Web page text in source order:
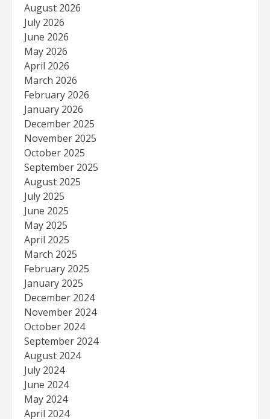
August 2026
July 2026
June 2026
May 2026
April 2026
March 2026
February 2026
January 2026
December 2025
November 2025
October 2025
September 2025
August 2025
July 2025
June 2025
May 2025
April 2025
March 2025
February 2025
January 2025
December 2024
November 2024
October 2024
September 2024
August 2024
July 2024
June 2024
May 2024
April 2024